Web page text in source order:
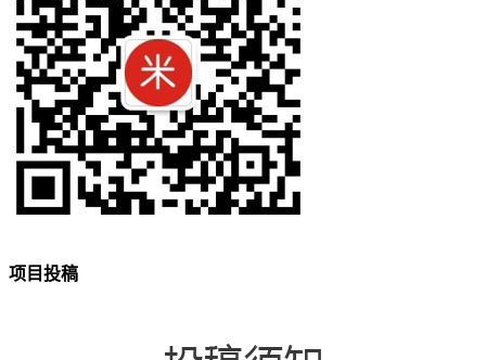
项目投稿